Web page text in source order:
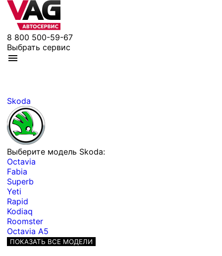
8 800 500-59-67
Выбрать сервис
Skoda
Выберите модель Skoda:
Octavia
Fabia
Superb
Yeti
Rapid
Kodiaq
Roomster
Octavia A5
ПОКАЗАТЬ ВСЕ МОДЕЛИ